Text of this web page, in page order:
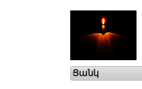
Ցանկ